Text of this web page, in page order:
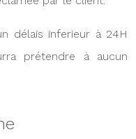
délais inferieur à 24H
prétendre à aucun